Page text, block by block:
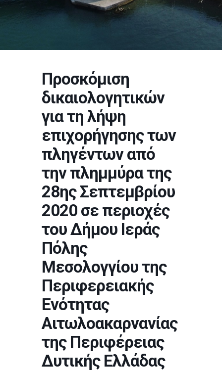
Προσκόμιση
δικαιολογητικών
για τη λήψη
επιχορήγησης των
πληγέντων από
την πλημμύρα της
28ης Σεπτεμβρίου
2020 σε περιοχές
του Δήμου Ιεράς
Πόλης
Μεσολογγίου της
Περιφερειακής
Ενότητας
Αιτωλοακαρνανίας
της Περιφέρειας
Δυτικής Ελλάδας